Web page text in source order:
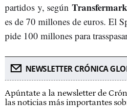
partidos y, según
es de 70 millones de euros. El
pide 100 millones para
NEWSLETTER CRÓNICA
Apúntate a la newsletter de
las noticias más importantes